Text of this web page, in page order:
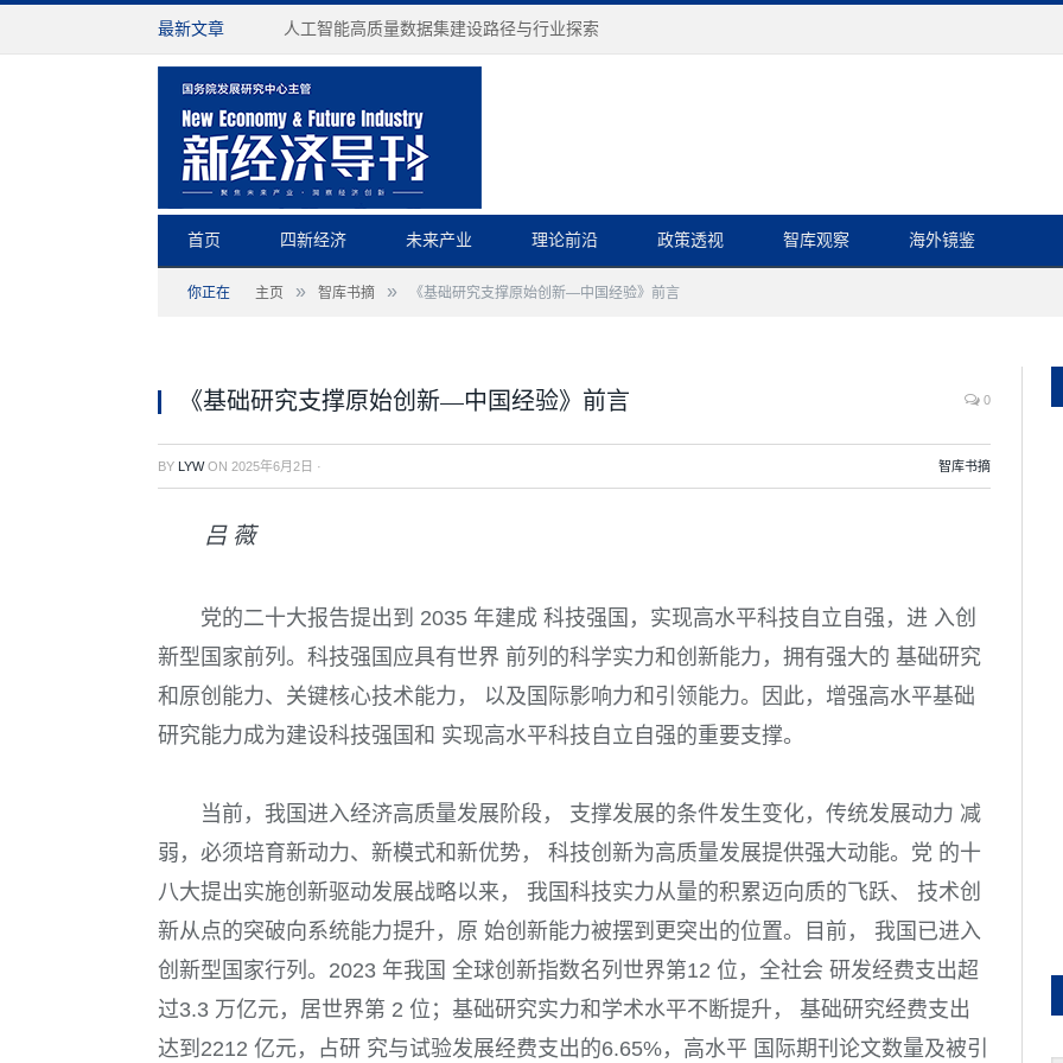
最新文章 人工智能高质量数据集建设路径与行业探索
首页 四新经济 未来产业 理论前沿 政策透视 智库观察 海外镜鉴
你正在 主页 » 智库书摘 » 《基础研究支撑原始创新—中国经验》前言
《基础研究支撑原始创新—中国经验》前言 0
BY LYWON 2025年6月2日 · 智库书摘
吕 薇
党的二十大报告提出到 2035 年建成 科技强国，实现高水平科技自立自强，进 入创
新型国家前列。科技强国应具有世界 前列的科学实力和创新能力，拥有强大的 基础研究
和原创能力、关键核心技术能力， 以及国际影响力和引领能力。因此，增强高水平基础
研究能力成为建设科技强国和 实现高水平科技自立自强的重要支撑。
当前，我国进入经济高质量发展阶段， 支撑发展的条件发生变化，传统发展动力 减
弱，必须培育新动力、新模式和新优势， 科技创新为高质量发展提供强大动能。党 的十
八大提出实施创新驱动发展战略以来， 我国科技实力从量的积累迈向质的飞跃、 技术创
新从点的突破向系统能力提升，原 始创新能力被摆到更突出的位置。目前， 我国已进入
创新型国家行列。2023 年我国 全球创新指数名列世界第12 位，全社会 研发经费支出超
过3.3 万亿元，居世界第 2 位；基础研究实力和学术水平不断提升， 基础研究经费支出
达到2212 亿元，占研 究与试验发展经费支出的6.65%，高水平 国际期刊论文数量及被引